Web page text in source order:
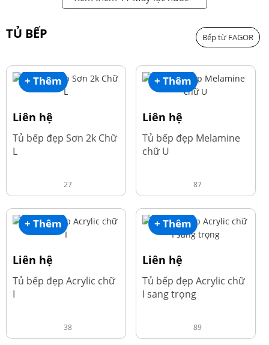
TỦ BẾP Bếp từ FAGOR
+ Thêm
Liên hệ
Tủ bếp đẹp Sơn 2k Chữ
L
27
+ Thêm
Liên hệ
Tủ bếp đẹp Melamine
chữ U
87
+ Thêm
Liên hệ
Tủ bếp đẹp Acrylic chữ
I
38
+ Thêm
Liên hệ
Tủ bếp đẹp Acrylic chữ
I sang trọng
89